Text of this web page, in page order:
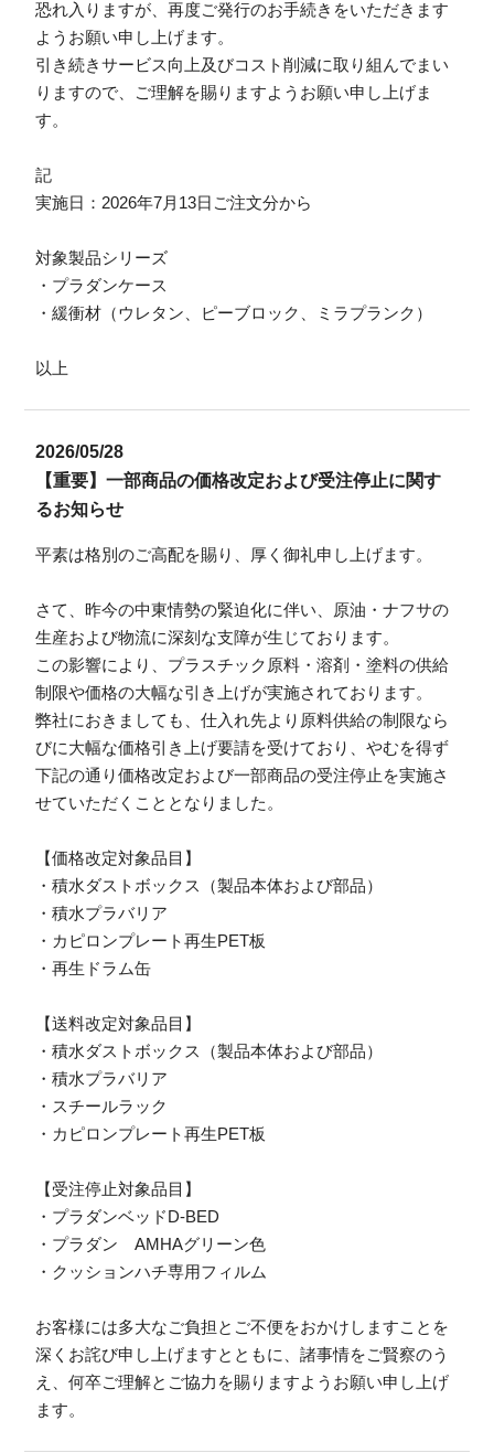
恐れ入りますが、再度ご発行のお手続きをいただきます
ようお願い申し上げます。
引き続きサービス向上及びコスト削減に取り組んでまい
りますので、ご理解を賜りますようお願い申し上げま
す。
記
実施日：2026年7月13日ご注文分から
対象製品シリーズ
・プラダンケース
・緩衝材（ウレタン、ピーブロック、ミラプランク）
以上
2026/05/28
【重要】一部商品の価格改定および受注停止に関す
るお知らせ
平素は格別のご高配を賜り、厚く御礼申し上げます。
さて、昨今の中東情勢の緊迫化に伴い、原油・ナフサの
生産および物流に深刻な支障が生じております。
この影響により、プラスチック原料・溶剤・塗料の供給
制限や価格の大幅な引き上げが実施されております。
弊社におきましても、仕入れ先より原料供給の制限なら
びに大幅な価格引き上げ要請を受けており、やむを得ず
下記の通り価格改定および一部商品の受注停止を実施さ
せていただくこととなりました。
【価格改定対象品目】
・積水ダストボックス（製品本体および部品）
・積水プラバリア
・カピロンプレート再生PET板
・再生ドラム缶
【送料改定対象品目】
・積水ダストボックス（製品本体および部品）
・積水プラバリア
・スチールラック
・カピロンプレート再生PET板
【受注停止対象品目】
・プラダンベッドD-BED
・プラダン AMHAグリーン色
・クッションハチ専用フィルム
お客様には多大なご負担とご不便をおかけしますことを
深くお詫び申し上げますとともに、諸事情をご賢察のう
え、何卒ご理解とご協力を賜りますようお願い申し上げ
ます。